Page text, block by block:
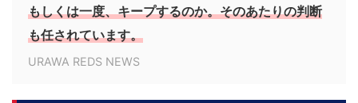
もしくは一度、キープするのか。そのあたりの判断
も任されています。
URAWA REDS NEWS